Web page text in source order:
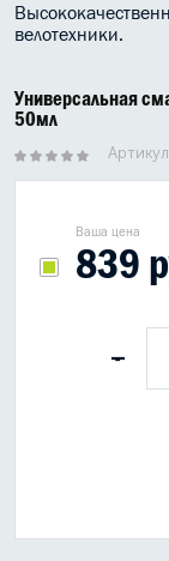
ПРИСАДКИ
МОТО МАСЛА
ВСЕ БРЕНДЫ
велотехники.
Универсальная
50мл
Ваша цена
839
-